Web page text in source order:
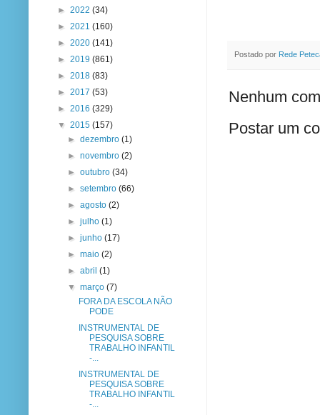
Postado por Rede
Nenhum
Postar um
► 2022 (34)
► 2021 (160)
► 2020 (141)
► 2019 (861)
► 2018 (83)
► 2017 (53)
► 2016 (329)
▼ 2015 (157)
►dezembro(1)
►novembro(2)
►outubro(34)
►setembro(66)
►agosto(2)
►julho(1)
►junho(17)
►maio(2)
►abril(1)
▼março(7)
FORA DA ESCOLA NÃO
PODE
INSTRUMENTAL DE
PESQUISA SOBRE
TRABALHO INFANTIL
-...
INSTRUMENTAL DE
PESQUISA SOBRE
TRABALHO INFANTIL
-...